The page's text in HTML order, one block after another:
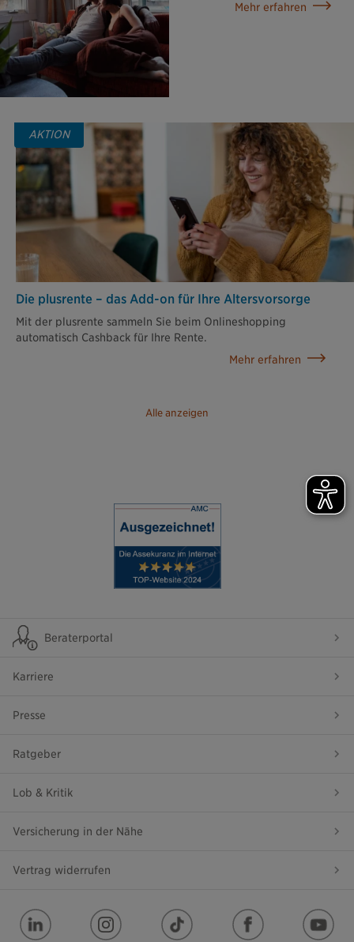
Alle anzeigen
Mehr erfahren
AKTION
Die plusrente – das Add-on für Ihre Altersvorsorge
Mit der plusrente sammeln Sie beim Onlineshopping
automatisch Cashback für Ihre Rente.
Mehr erfahren
Beraterportal
Karriere
Presse
Ratgeber
Lob & Kritik
Versicherung in der Nähe
Vertrag widerrufen